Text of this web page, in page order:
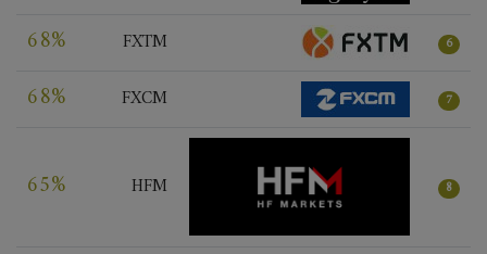
68% FXTM 6
68% FXCM 7
65% HFM 8